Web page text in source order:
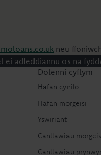
neu
ei adfeddiannu os na
Dolenni cyflym
Hafan cynilo
Hafan morgeisi
Yswiriant
Canllawiau
Canllawiau